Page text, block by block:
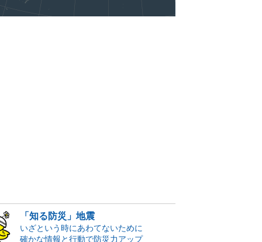
「知る防災」地震
いざという時にあわてないために
確かな情報と行動で防災力アップ